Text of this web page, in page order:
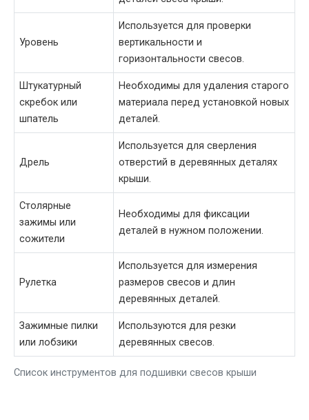
Список инструментов для подшивки свесов крыши
Уровень
Используется для проверки
вертикальности и
горизонтальности свесов.
Штукатурный
скребок или
шпатель
Необходимы для удаления старого
материала перед установкой новых
деталей.
Дрель
Используется для сверления
отверстий в деревянных деталях
крыши.
Столярные
зажимы или
сожители
Необходимы для фиксации
деталей в нужном положении.
Рулетка
Используется для измерения
размеров свесов и длин
деревянных деталей.
Зажимные пилки
или лобзики
Используются для резки
деревянных свесов.